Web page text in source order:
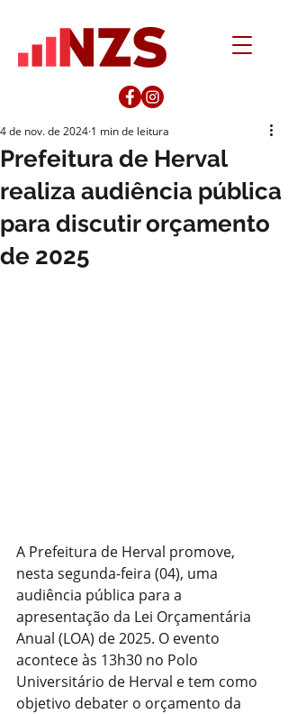
Prefeitura de Herval
realiza audiência pública
para discutir orçamento
de 2025
4 de nov. de 2024 1 min de leitura
A Prefeitura de Herval promove,
nesta segunda-feira (04), uma
audiência pública para a
apresentação da Lei Orçamentária
Anual (LOA) de 2025. O evento
acontece às 13h30 no Polo
Universitário de Herval e tem como
objetivo debater o orçamento da